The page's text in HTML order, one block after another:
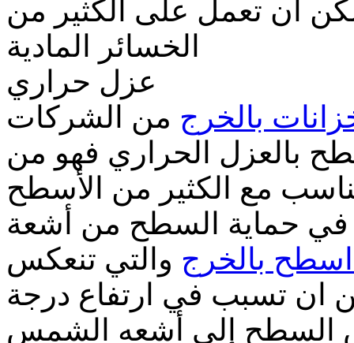
ان تعمل على الكثير من
الخسائر المادية
عزل حراري
بالخرج من الشركات
بالعزل الحراري فهو من
مع الكثير من الأسطح
في حماية السطح من أشعة
بالخرج والتي تنعكس
ان تسبب في ارتفاع درجة
السطح إلى أشعه الشمس